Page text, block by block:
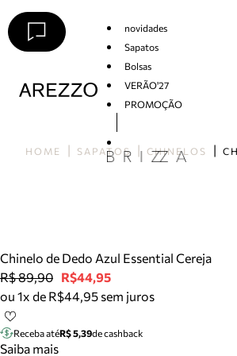
novidades
Sapatos
Bolsas
VERÃO'27
PROMOÇÃO
HOME SAPATOS CHINELOS
Chinelo de Dedo Azul Essential Cereja
R$ 89,90 R$44,95
ou 1x de R$44,95 sem juros
Receba atéR$ 5,39de cashback
Saiba mais